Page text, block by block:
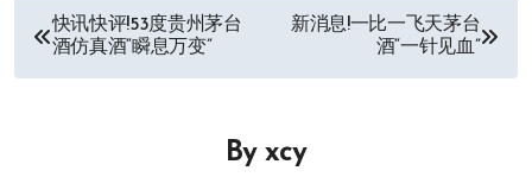
文
章
快讯快评!53度贵州茅台
酒仿真酒“瞬息万变”
新消息!一比一飞天茅台
酒“一针见血”
By xcy